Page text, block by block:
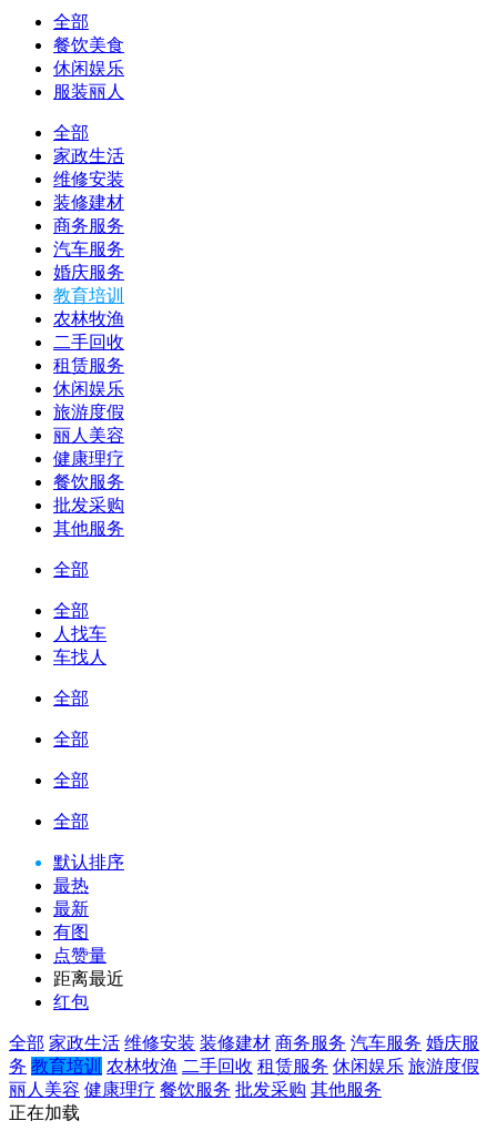
全部
餐饮美食
休闲娱乐
服装丽人
全部
家政生活
维修安装
装修建材
商务服务
汽车服务
婚庆服务
教育培训
农林牧渔
二手回收
租赁服务
休闲娱乐
旅游度假
丽人美容
健康理疗
餐饮服务
批发采购
其他服务
全部
全部
人找车
车找人
全部
全部
全部
全部
默认排序
最热
最新
有图
点赞量
距离最近
红包
全部 家政生活 维修安装 装修建材 商务服务 汽车服务 婚庆服
务 教育培训 农林牧渔 二手回收 租赁服务 休闲娱乐 旅游度假
丽人美容 健康理疗 餐饮服务 批发采购 其他服务
正在加载